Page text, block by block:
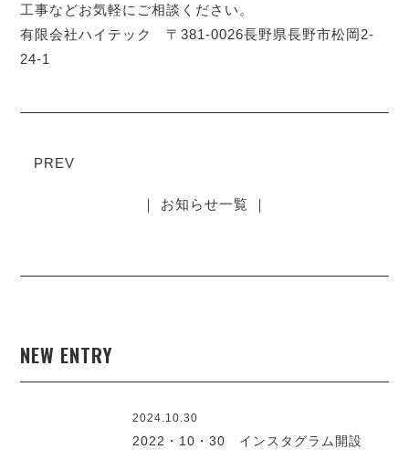
工事などお気軽にご相談ください。
有限会社ハイテック 〒381-0026長野県長野市松岡2-
24-1
PREV
｜ お知らせ一覧 ｜
NEW ENTRY
2024.10.30
2022・10・30 インスタグラム開設